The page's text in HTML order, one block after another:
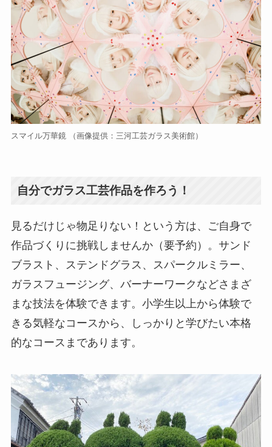
スマイル万華鏡 （画像提供：三河工芸ガラス美術館）
自分でガラス工芸作品を作ろう！
見るだけじゃ物足りない！という方は、ご自身で
作品づくりに挑戦しませんか（要予約）。サンド
ブラスト、ステンドグラス、スパークルミラー、
ガラスフュージング、バーナーワークなどさまざ
まな技法を体験できます。小学生以上から体験で
きる気軽なコースから、しっかりと学びたい本格
的なコースまであります。